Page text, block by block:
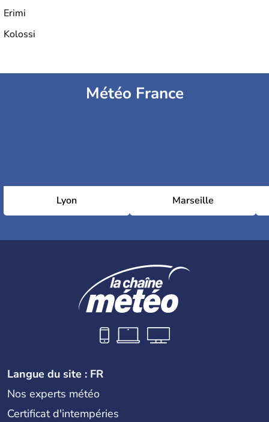
Erimi
Kolossi
Météo France
Lyon Marseille
Langue du site : FR
Nos experts météo
Certificat d'intempéries